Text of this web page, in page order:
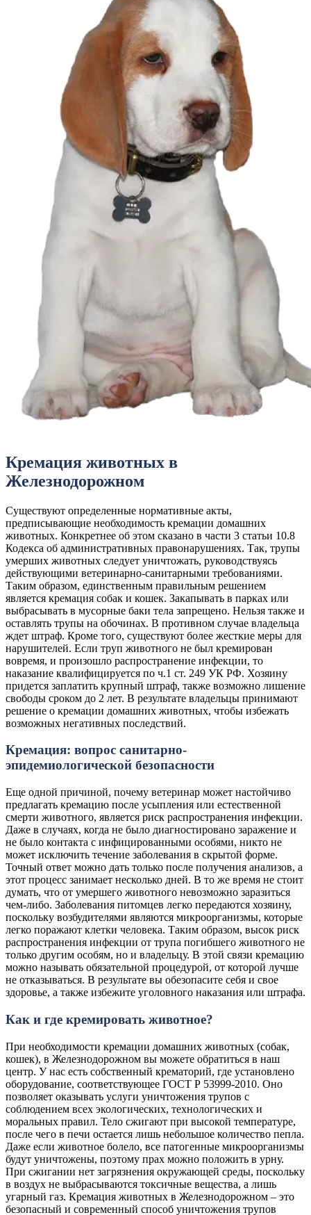
Кремация животных в
Железнодорожном
Существуют определенные нормативные акты,
предписывающие необходимость кремации домашних
животных. Конкретнее об этом сказано в части 3 статьи 10.8
Кодекса об административных правонарушениях. Так, трупы
умерших животных следует уничтожать, руководствуясь
действующими ветеринарно-санитарными требованиями.
Таким образом, единственным правильным решением
является кремация собак и кошек. Закапывать в парках или
выбрасывать в мусорные баки тела запрещено. Нельзя также и
оставлять трупы на обочинах. В противном случае владельца
ждет штраф. Кроме того, существуют более жесткие меры для
нарушителей. Если труп животного не был кремирован
вовремя, и произошло распространение инфекции, то
наказание квалифицируется по ч.1 ст. 249 УК РФ. Хозяину
придется заплатить крупный штраф, также возможно лишение
свободы сроком до 2 лет. В результате владельцы принимают
решение о кремации домашних животных, чтобы избежать
возможных негативных последствий.
Кремация: вопрос санитарно-
эпидемиологической безопасности
Еще одной причиной, почему ветеринар может настойчиво
предлагать кремацию после усыпления или естественной
смерти животного, является риск распространения инфекции.
Даже в случаях, когда не было диагностировано заражение и
не было контакта с инфицированными особями, никто не
может исключить течение заболевания в скрытой форме.
Точный ответ можно дать только после получения анализов, а
этот процесс занимает несколько дней. В то же время не стоит
думать, что от умершего животного невозможно заразиться
чем-либо. Заболевания питомцев легко передаются хозяину,
поскольку возбудителями являются микроорганизмы, которые
легко поражают клетки человека. Таким образом, высок риск
распространения инфекции от трупа погибшего животного не
только другим особям, но и владельцу. В этой связи кремацию
можно называть обязательной процедурой, от которой лучше
не отказываться. В результате вы обезопасите себя и свое
здоровье, а также избежите уголовного наказания или штрафа.
Как и где кремировать животное?
При необходимости кремации домашних животных (собак,
кошек), в Железнодорожном вы можете обратиться в наш
центр. У нас есть собственный крематорий, где установлено
оборудование, соответствующее ГОСТ Р 53999-2010. Оно
позволяет оказывать услуги уничтожения трупов с
соблюдением всех экологических, технологических и
моральных правил. Тело сжигают при высокой температуре,
после чего в печи остается лишь небольшое количество пепла.
Даже если животное болело, все патогенные микроорганизмы
будут уничтожены, поэтому прах можно положить в урну.
При сжигании нет загрязнения окружающей среды, поскольку
в воздух не выбрасываются токсичные вещества, а лишь
угарный газ. Кремация животных в Железнодорожном – это
безопасный и современный способ уничтожения трупов